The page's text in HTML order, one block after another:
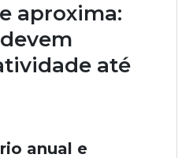
aproxima:
até
anual e